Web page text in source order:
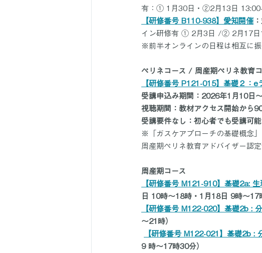
有：① 1月30日・②2月13日
【研修番号 B110-938】愛知開催
イン研修有 ① 2月3日 /② 2月17日
※前半オンラインの日程は相互に振
ペリネコース / 周産期ペリネ教育
【研修番号 P121-015】基礎２：e
受講申込み期間：2026年1月10日
視聴期間：教材アクセス開始から
受講要件なし：初心者でも受講可能
※「ガスケアプローチの基礎概念
周産期ペリネ教育アドバイザー認定
周産期コース
【研修番号 M121-910】基礎2a:
日 10時～18時・1月18日 9時～17
【研修番号 M122-020】基礎2b :
～21時）
【研修番号 M122-021】基礎2b :
9 時～17時30分）